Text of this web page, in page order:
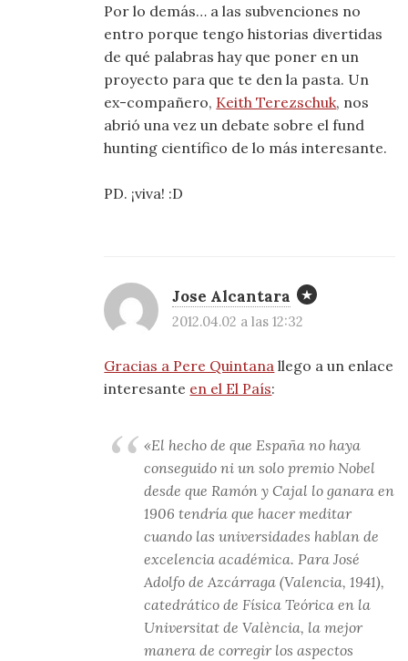
Por lo demás… a las subvenciones no
entro porque tengo historias divertidas
de qué palabras hay que poner en un
proyecto para que te den la pasta. Un
ex-compañero, Keith Terezschuk, nos
abrió una vez un debate sobre el fund
hunting científico de lo más interesante.
PD. ¡viva! :D
Jose Alcantara
2012.04.02 a las 12:32
Gracias a Pere Quintana llego a un enlace
interesante en el El País:
«El hecho de que España no haya
conseguido ni un solo premio Nobel
desde que Ramón y Cajal lo ganara en
1906 tendría que hacer meditar
cuando las universidades hablan de
excelencia académica. Para José
Adolfo de Azcárraga (Valencia, 1941),
catedrático de Física Teórica en la
Universitat de València, la mejor
manera de corregir los aspectos